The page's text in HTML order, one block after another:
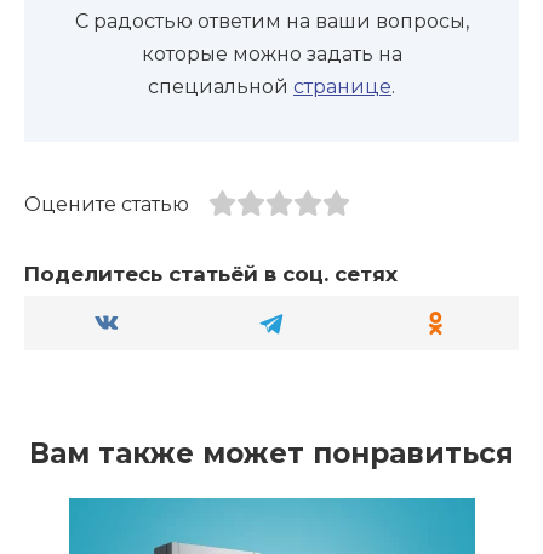
С радостью ответим на ваши вопросы,
которые можно задать на
специальной странице.
Оцените статью
Поделитесь статьёй в соц. сетях
Вам также может понравиться